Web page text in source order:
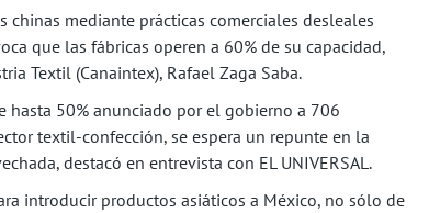
mediante prácticas comerciales desleales
que las fábricas operen a 60% de su capacidad,
Textil (Canaintex), Rafael Zaga Saba.
hasta 50% anunciado por el gobierno a 706
textil-confección, se espera un repunte en la
destacó en entrevista con EL UNIVERSAL.
introducir productos asiáticos a México, no sólo de